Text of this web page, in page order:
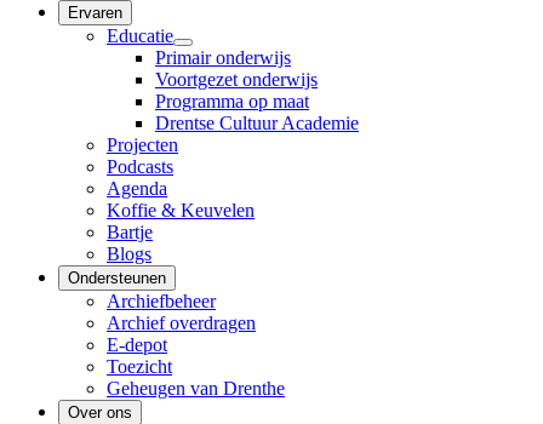
Ervaren
Educatie
Primair onderwijs
Voortgezet onderwijs
Programma op maat
Drentse Cultuur Academie
Projecten
Podcasts
Agenda
Koffie & Keuvelen
Bartje
Blogs
Ondersteunen
Archiefbeheer
Archief overdragen
E-depot
Toezicht
Geheugen van Drenthe
Over ons